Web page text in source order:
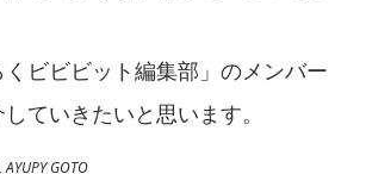
ビビビット編集部」のメンバー
ていきたいと思います。
GOTO